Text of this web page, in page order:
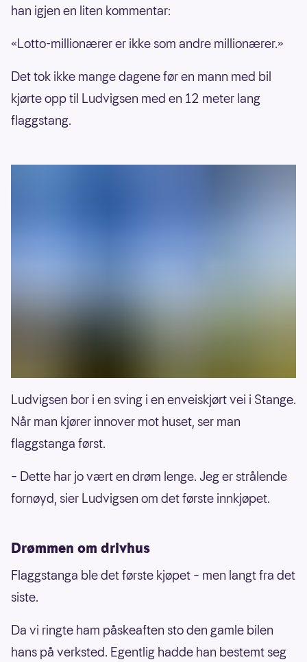
han igjen en liten kommentar:
«Lotto-millionærer er ikke som andre millionærer.»
Det tok ikke mange dagene før en mann med bil
kjørte opp til Ludvigsen med en 12 meter lang
flaggstang.
Ludvigsen bor i en sving i en enveiskjørt vei i Stange.
Når man kjører innover mot huset, ser man
flaggstanga først.
– Dette har jo vært en drøm lenge. Jeg er strålende
fornøyd, sier Ludvigsen om det første innkjøpet.
Drømmen om drivhus
Flaggstanga ble det første kjøpet – men langt fra det
siste.
Da vi ringte ham påskeaften sto den gamle bilen
hans på verksted. Egentlig hadde han bestemt seg